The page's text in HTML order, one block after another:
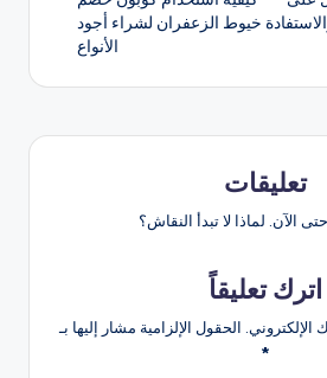
خيوط الزعفران لشراء أجود
الأنواع
تعليقات
الآن. لماذا لا تبدأ النقاش؟
اترك تعليقاً
الحقول الإلزامية مشار إليها بـ
*